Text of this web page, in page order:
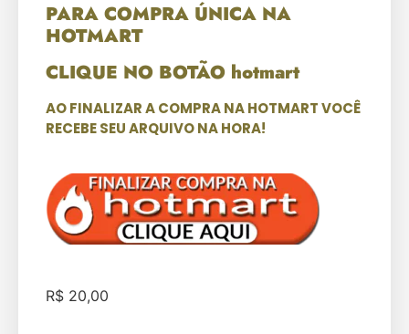
PARA COMPRA ÚNICA NA
HOTMART
CLIQUE NO BOTÃO hotmart
AO FINALIZAR A COMPRA NA HOTMART VOCÊ
RECEBE SEU ARQUIVO NA HORA!
R$ 20,00